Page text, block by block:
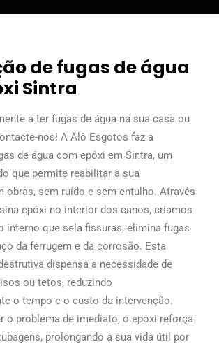
de fugas de água
Sintra
a ter fugas de água na sua casa ou
nos! A Alô Esgotos faz a
de água com epóxi em Sintra, um
que permite reabilitar a sua
obras, sem ruído e sem entulho. Através
epóxi no interior dos canos, criamos
interno que sela fissuras, elimina fugas
da ferrugem e da corrosão. Esta
dispensa a necessidade de
ou tetos, reduzindo
o tempo e o custo da intervenção.
o problema de imediato, o epóxi reforça
prolongando a sua vida útil por